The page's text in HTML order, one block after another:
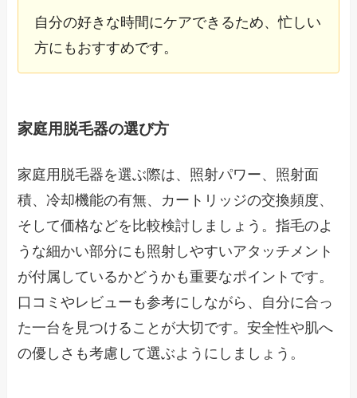
自分の好きな時間にケアできるため、忙しい
方にもおすすめです。
家庭用脱毛器の選び方
家庭用脱毛器を選ぶ際は、照射パワー、照射面
積、冷却機能の有無、カートリッジの交換頻度、
そして価格などを比較検討しましょう。指毛のよ
うな細かい部分にも照射しやすいアタッチメント
が付属しているかどうかも重要なポイントです。
口コミやレビューも参考にしながら、自分に合っ
た一台を見つけることが大切です。安全性や肌へ
の優しさも考慮して選ぶようにしましょう。